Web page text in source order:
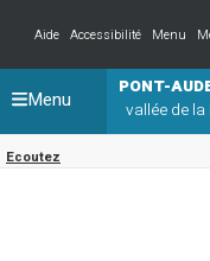
Aide
Accessibilité Menu
PONT-
vallée de la
Ecoutez
Menu